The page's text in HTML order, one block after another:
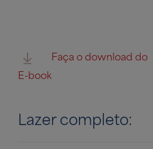
Faça o download do
E-book
Lazer completo: